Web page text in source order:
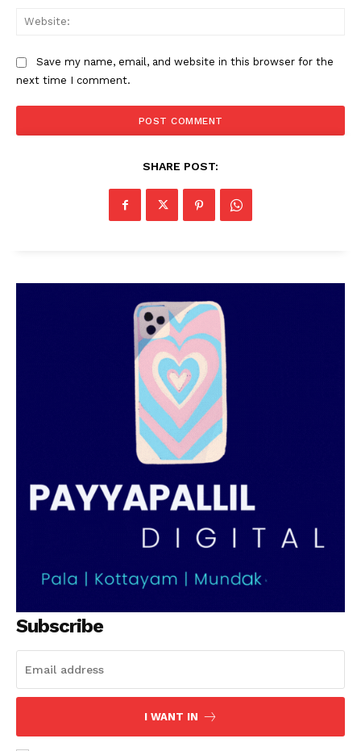
PALA VISION
Save my name, email, and website in this browser for the
next time I comment.
SHARE POST:
Subscribe
I WANT IN